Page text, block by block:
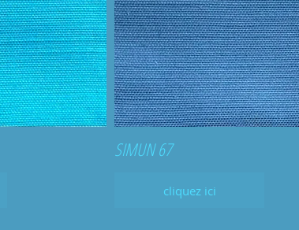
SIMUN 67
cliquez ici